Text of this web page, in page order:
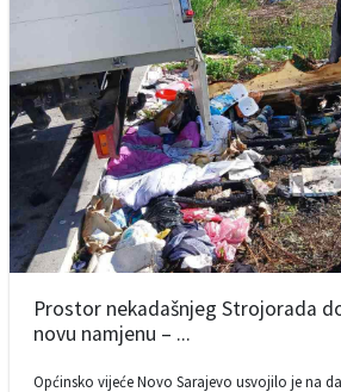
Prostor nekadašnjeg Strojorada
novu namjenu – ...
Općinsko vijeće Novo Sarajevo usvojilo je na